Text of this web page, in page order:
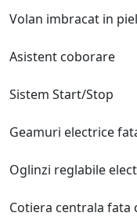
Volan imbracat in
Asistent coborare
Sistem Start/Stop
Geamuri electrice
Oglinzi reglabile
Cotiera centrala fata